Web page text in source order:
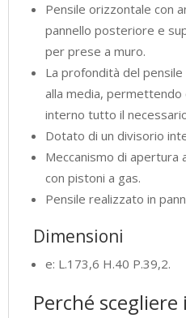
Pensile orizzontale con
pannello posteriore e
per prese a muro.
La profondità del
alla media,
interno tutto il
Dotato di un divisorio
Meccanismo di apertura
con pistoni a gas.
Pensile realizzato in
Dimensioni
e: L.173,6 H.40 P.39,2.
Perché